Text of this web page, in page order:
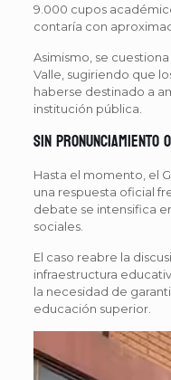
9.000 cupos
contaría con
Asimismo, se
Valle, sugiriendo que
haberse destinado a
institución pública.
Sin
Hasta el momento, el
una respuesta oficial
debate se intensifica
sociales.
El caso reabre la
infraestructura
la necesidad de
educación superior.